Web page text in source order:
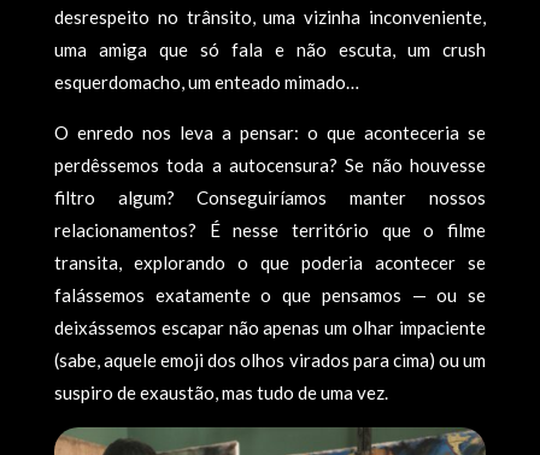
desrespeito no trânsito, uma vizinha inconveniente,
uma amiga que só fala e não escuta, um crush
esquerdomacho, um enteado mimado…
O enredo nos leva a pensar: o que aconteceria se
perdêssemos toda a autocensura? Se não houvesse
filtro algum? Conseguiríamos manter nossos
relacionamentos? É nesse território que o filme
transita, explorando o que poderia acontecer se
falássemos exatamente o que pensamos — ou se
deixássemos escapar não apenas um olhar impaciente
(sabe, aquele emoji dos olhos virados para cima) ou um
suspiro de exaustão, mas tudo de uma vez.